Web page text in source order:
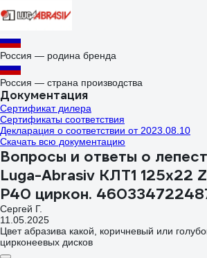
Россия — родина бренда
Россия — страна производства
Документация
Сертификат дилера
Сертификаты соответствия
Декларация о соответствии от 2023.08.10
Скачать всю документацию
Вопросы и ответы о
Luga-Abrasiv КЛТ1 125x22
Р40 циркон.
Сергей Г.
11.05.2025
Цвет абразива какой, коричневый или
цирконеевых дисков